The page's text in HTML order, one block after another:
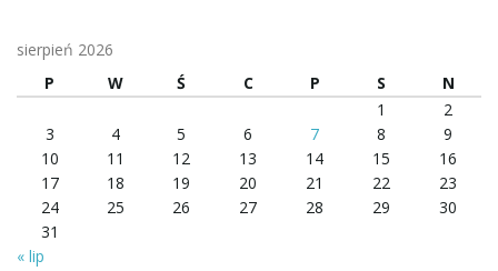
sierpień 2026
P
W Ś C P S
N
1
2
3
4 5 6 7 8
9
10
11 12 13 14 15
16
17
18 19 20 21 22
23
24
25 26 27 28 29
30
31
« lip